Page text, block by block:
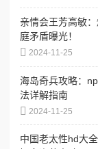
亲情会王芳高敏
庭矛盾曝光！
2024-11-25
海岛奇兵攻略：
法详解指南
2024-11-25
中国老太性hd大